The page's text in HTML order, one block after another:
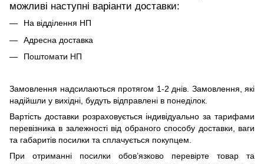
можливі наступні варіанти доставки:
На відділення НП
Адресна доставка
Поштомати НП
Замовлення надсилаються протягом 1-2 днів. Замовлення, які
надійшли у вихідні, будуть відправлені в понеділок.
Вартість доставки розраховується індивідуально за тарифами
перевізника в залежності від обраного способу доставки, ваги
та габаритів посилки та сплачується покупцем.
При отриманні посилки обов’язково перевірте товар та